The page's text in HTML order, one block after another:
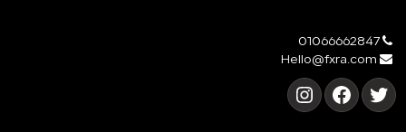
تويترفيسبوكإنستجرام